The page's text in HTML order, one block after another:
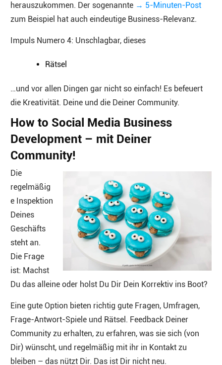
herauszukommen. Der sogenannte → 5-Minuten-Post
zum Beispiel hat auch eindeutige Business-Relevanz.
Impuls Numero 4: Unschlagbar, dieses
Rätsel
…und vor allen Dingen gar nicht so einfach! Es befeuert
die Kreativität. Deine und die Deiner Community.
How to Social Media Business
Development – mit Deiner
Community!
Die
regelmäßig
e Inspektion
Deines
Geschäfts
steht an.
Die Frage
ist: Machst
Du das alleine oder holst Du Dir Dein Korrektiv ins Boot?
Eine gute Option bieten richtig gute Fragen, Umfragen,
Frage-Antwort-Spiele und Rätsel. Feedback Deiner
Community zu erhalten, zu erfahren, was sie sich (von
Dir) wünscht, und regelmäßig mit ihr in Kontakt zu
bleiben – das nützt Dir. Das ist Dir nicht neu.